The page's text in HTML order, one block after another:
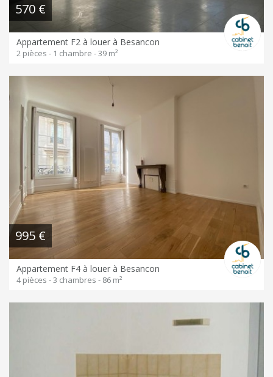
570 €
Appartement F2 à louer à Besancon
2 pièces - 1 chambre - 39 m²
995 €
Appartement F4 à louer à Besancon
4 pièces - 3 chambres - 86 m²